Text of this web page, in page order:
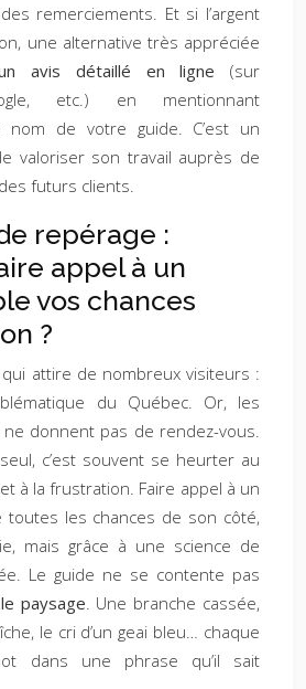
remerciements. Et si l’argent
une alternative très appréciée
avis détaillé en ligne (sur
etc.) en mentionnant
nom de votre guide. C’est un
valoriser son travail auprès de
futurs clients.
repérage :
appel à un
vos chances
?
qui attire de nombreux visiteurs :
du Québec. Or, les
ne donnent pas de rendez-vous.
c’est souvent se heurter au
à la frustration. Faire appel à un
toutes les chances de son côté,
mais grâce à une science de
Le guide ne se contente pas
paysage . Une branche cassée,
le cri d’un geai bleu… chaque
dans une phrase qu’il sait